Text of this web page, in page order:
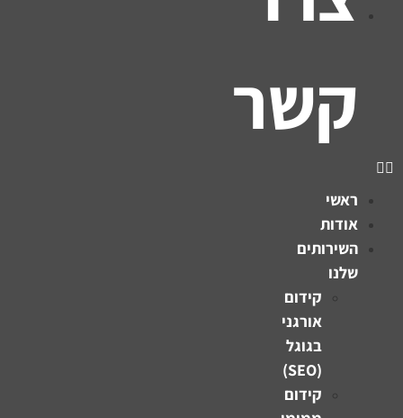
קשר
ראשי
אודות
השירותים
שלנו
קידום
אורגני
בגוגל
(SEO)
קידום